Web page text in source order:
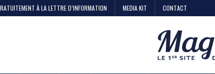
À LA LETTRE D’INFORMATION MEDIA KIT CONTACT